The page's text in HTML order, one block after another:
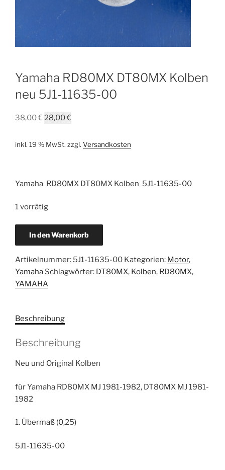
Yamaha RD80MX DT80MX Kolben
neu 5J1-11635-00
38,00€ Ursprünglicher
war:
28,00€
ist:
inkl. 19 % MwSt. zzgl. Versandkosten
Yamaha RD80MX DT80MX Kolben 5J1-11635-00
1 vorrätig
Yamaha
DT80MX
Kolben
neu
5J1-
00
Menge
In den Warenkorb
Artikelnummer: 5J1-11635-00 Kategorien: Motor,
Yamaha Schlagwörter: DT80MX, Kolben, RD80MX,
YAMAHA
Beschreibung
Beschreibung
Neu und Original Kolben
für Yamaha RD80MX MJ 1981-1982, DT80MX MJ 1981-
1982
1. Übermaß (0,25)
5J1-11635-00